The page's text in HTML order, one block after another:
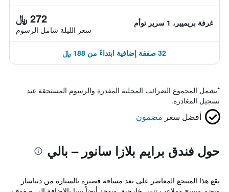
غرفة بريميير، 1 سرير توأم 272 ﷼
سعر الليلة شامل الرسوم
32 صفقة إضافية ابتداءً من 188 ﷼
*يشمل المجموع الضرائب المحلية المقدرة والرسوم المستحقة عند
تسجيل المغادرة.
أفضل سعر مضمون
حول فندق برايم بلازا سانور – بالي
يقع هذا المنتجع المعاصر على بعد مسافة قصيرة بالسيارة من دنباسار